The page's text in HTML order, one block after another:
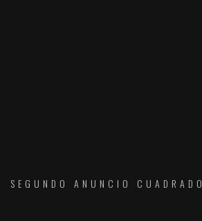
SEGUNDO ANUNCIO CUADRADO